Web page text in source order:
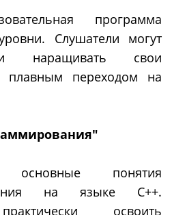
программа
Слушатели могут
наращивать свои
плавным переходом на
понятия
на языке С++.
освоить